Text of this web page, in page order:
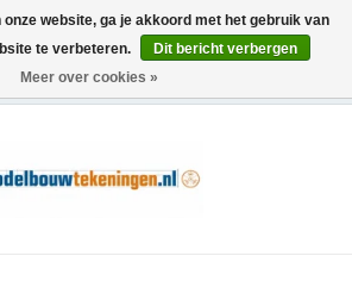
website, ga je akkoord met het gebruik van
te verbeteren.
Dit bericht verbergen
Meer over cookies »